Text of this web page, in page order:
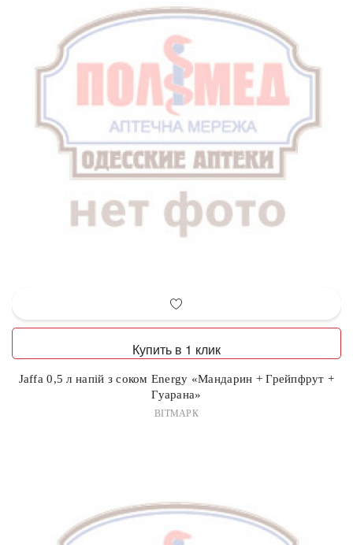
Купить в 1 клик
Jaffa 0,5 л напій з соком Energy «Мандарин + Грейпфрут +
Гуарана»
ВІТМАРК